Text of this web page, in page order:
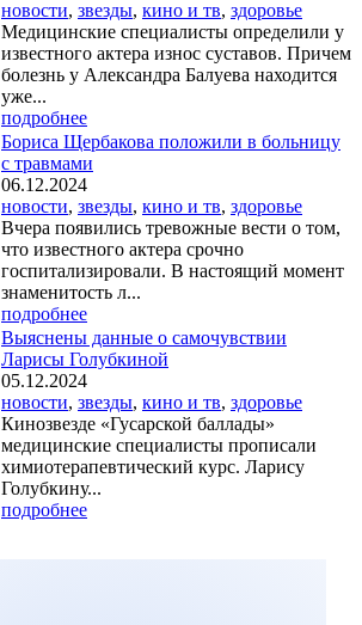
новости, звезды, кино и тв, здоровье
Медицинские специалисты определили у
известного актера износ суставов. Причем
болезнь у Александра Балуева находится
уже...
подробнее
Бориса Щербакова положили в больницу
с травмами
06.12.2024
новости, звезды, кино и тв, здоровье
Вчера появились тревожные вести о том,
что известного актера срочно
госпитализировали. В настоящий момент
знаменитость л...
подробнее
Выяснены данные о самочувствии
Ларисы Голубкиной
05.12.2024
новости, звезды, кино и тв, здоровье
Кинозвезде «Гусарской баллады»
медицинские специалисты прописали
химиотерапевтический курс. Ларису
Голубкину...
подробнее